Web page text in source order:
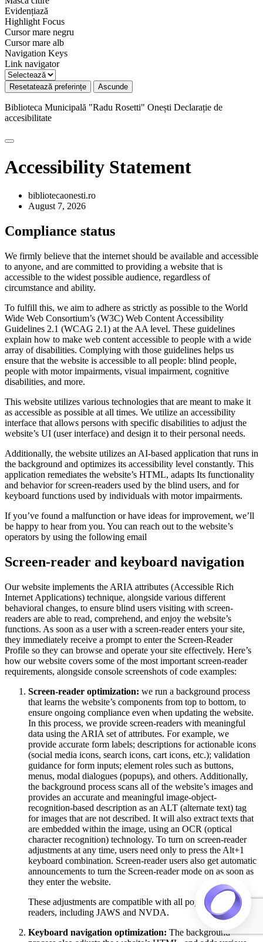
Evidențiază
Highlight Focus
Cursor mare negru
Cursor mare alb
Navigation Keys
Link navigator
Resetatează preferințe Ascunde
Biblioteca Municipală "Radu Rosetti" Onești Declarație de
accesibilitate
Accessibility Statement
bibliotecaonesti.ro
August 7, 2026
Compliance status
We firmly believe that the internet should be available and accessible
to anyone, and are committed to providing a website that is
accessible to the widest possible audience, regardless of
circumstance and ability.
To fulfill this, we aim to adhere as strictly as possible to the World
Wide Web Consortium’s (W3C) Web Content Accessibility
Guidelines 2.1 (WCAG 2.1) at the AA level. These guidelines
explain how to make web content accessible to people with a wide
array of disabilities. Complying with those guidelines helps us
ensure that the website is accessible to all people: blind people,
people with motor impairments, visual impairment, cognitive
disabilities, and more.
This website utilizes various technologies that are meant to make it
as accessible as possible at all times. We utilize an accessibility
interface that allows persons with specific disabilities to adjust the
website’s UI (user interface) and design it to their personal needs.
Additionally, the website utilizes an AI-based application that runs in
the background and optimizes its accessibility level constantly. This
application remediates the website’s HTML, adapts Its functionality
and behavior for screen-readers used by the blind users, and for
keyboard functions used by individuals with motor impairments.
If you’ve found a malfunction or have ideas for improvement, we’ll
be happy to hear from you. You can reach out to the website’s
operators by using the following email
Screen-reader and keyboard navigation
Our website implements the ARIA attributes (Accessible Rich
Internet Applications) technique, alongside various different
behavioral changes, to ensure blind users visiting with screen-
readers are able to read, comprehend, and enjoy the website’s
functions. As soon as a user with a screen-reader enters your site,
they immediately receive a prompt to enter the Screen-Reader
Profile so they can browse and operate your site effectively. Here’s
how our website covers some of the most important screen-reader
requirements, alongside console screenshots of code examples:
Screen-reader optimization: we run a background process
that learns the website’s components from top to bottom, to
ensure ongoing compliance even when updating the website.
In this process, we provide screen-readers with meaningful
data using the ARIA set of attributes. For example, we
provide accurate form labels; descriptions for actionable icons
(social media icons, search icons, cart icons, etc.); validation
guidance for form inputs; element roles such as buttons,
menus, modal dialogues (popups), and others. Additionally,
the background process scans all of the website’s images and
provides an accurate and meaningful image-object-
recognition-based description as an ALT (alternate text) tag
for images that are not described. It will also extract texts that
are embedded within the image, using an OCR (optical
character recognition) technology. To turn on screen-reader
adjustments at any time, users need only to press the Alt+1
keyboard combination. Screen-reader users also get automatic
announcements to turn the Screen-reader mode on as soon as
they enter the website.
These adjustments are compatible with all popular screen
readers, including JAWS and NVDA.
Keyboard navigation optimization: The background